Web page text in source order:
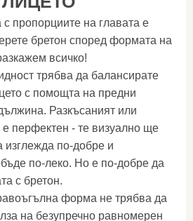
пропорциите на главата е
бретон според формата на
всичко!
трябва да балансирате
с помощта на предни
Разкъсаният или
е перфектен - те визуално ще
изглежда по-добре и
по-леко. Но е по-добре да
с бретон.
форма не трябва да
на безупречно равномерен